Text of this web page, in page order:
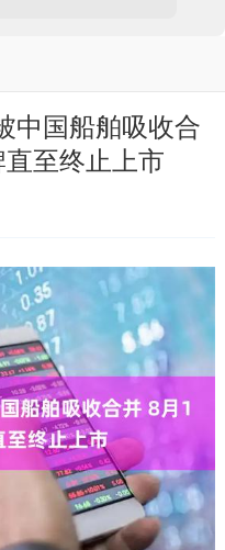
中国船舶吸收合
至终止上市